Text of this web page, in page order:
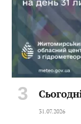
31.07.2026